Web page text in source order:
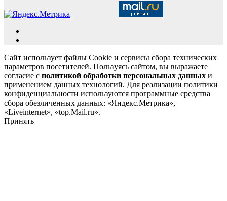
Сайт использует файлы Cookie и сервисы сбора технических
параметров посетителей. Пользуясь сайтом, вы выражаете
согласие с политикой обработки персональных данных и
применением данных технологий. Для реализации политики
конфиденциальности используются программные средства
сбора обезличенных данных: «Яндекс.Метрика»,
«Liveinternet», «top.Mail.ru».
Принять